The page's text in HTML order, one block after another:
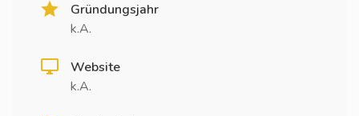
Gründungsjahr
k.A.
Website
k.A.